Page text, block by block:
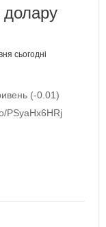
долару
сьогодні
(-0.01)
PSyaHx6HRj